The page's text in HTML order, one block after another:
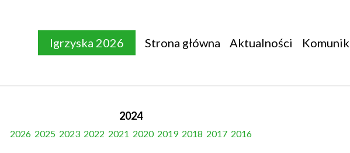
Igrzyska 2026 Strona główna Aktualności
2024
2026 2025 2023 2022 2021 2020 2019 2018 2017 2016